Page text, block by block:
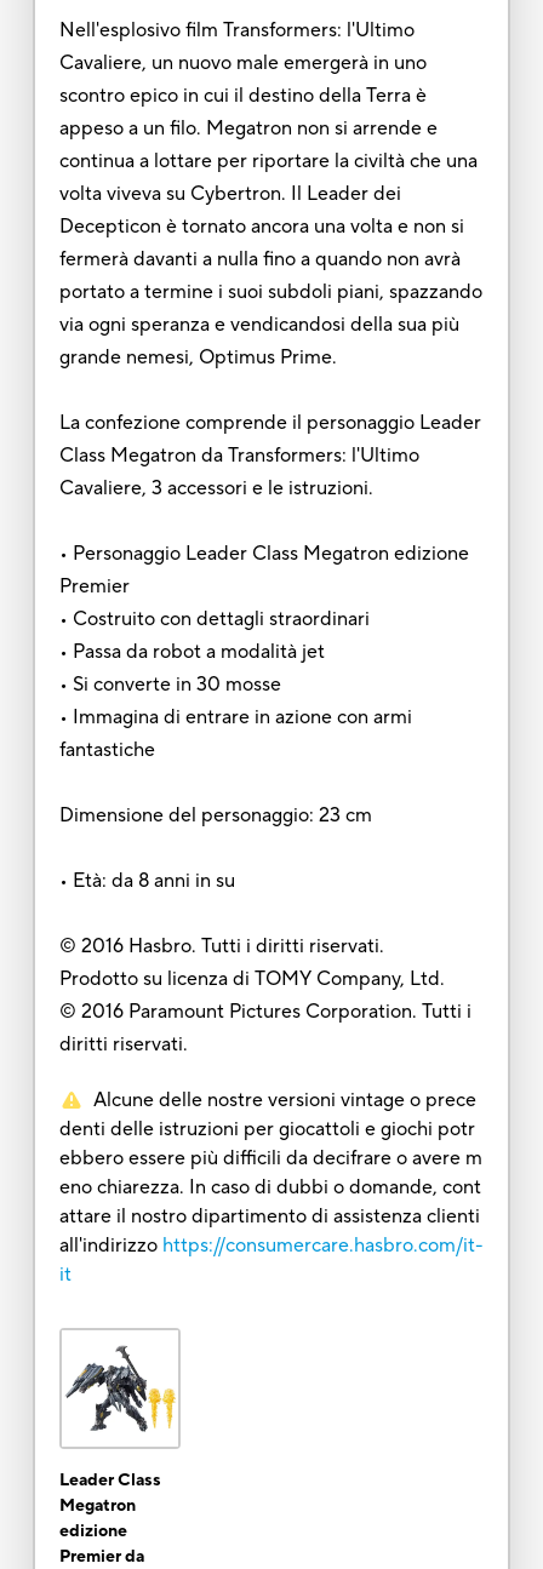
Nell'esplosivo film Transformers: l'Ultimo
Cavaliere, un nuovo male emergerà in uno
scontro epico in cui il destino della Terra è
appeso a un filo. Megatron non si arrende e
continua a lottare per riportare la civiltà che una
volta viveva su Cybertron. Il Leader dei
Decepticon è tornato ancora una volta e non si
fermerà davanti a nulla fino a quando non avrà
portato a termine i suoi subdoli piani, spazzando
via ogni speranza e vendicandosi della sua più
grande nemesi, Optimus Prime.
La confezione comprende il personaggio Leader
Class Megatron da Transformers: l'Ultimo
Cavaliere, 3 accessori e le istruzioni.
• Personaggio Leader Class Megatron edizione
Premier
• Costruito con dettagli straordinari
• Passa da robot a modalità jet
• Si converte in 30 mosse
• Immagina di entrare in azione con armi
fantastiche
Dimensione del personaggio: 23 cm
• Età: da 8 anni in su
© 2016 Hasbro. Tutti i diritti riservati.
Prodotto su licenza di TOMY Company, Ltd.
© 2016 Paramount Pictures Corporation. Tutti i
diritti riservati.
Alcune delle nostre versioni vintage o prece
denti delle istruzioni per giocattoli e giochi potr
ebbero essere più difficili da decifrare o avere m
eno chiarezza. In caso di dubbi o domande, cont
attare il nostro dipartimento di assistenza clienti
all'indirizzo https://consumercare.hasbro.com/it-
it
Leader Class
Megatron
edizione
Premier da